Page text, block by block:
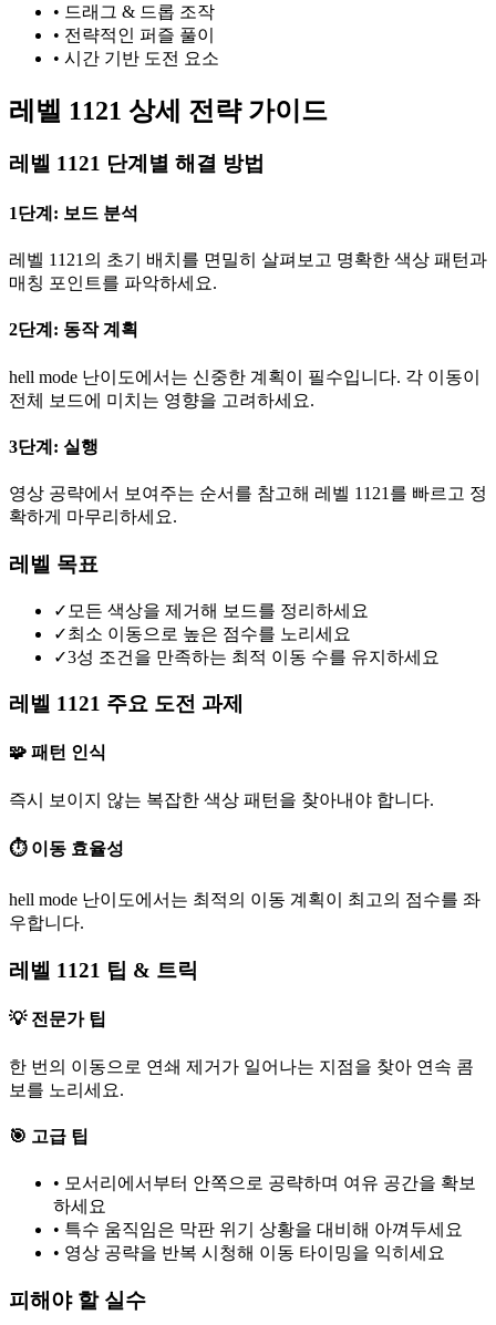
• 드래그 & 드롭 조작
• 전략적인 퍼즐 풀이
• 시간 기반 도전 요소
레벨 1121 상세 전략 가이드
레벨 1121 단계별 해결 방법
1단계: 보드 분석
레벨 1121의 초기 배치를 면밀히 살펴보고 명확한 색상 패턴과
매칭 포인트를 파악하세요.
2단계: 동작 계획
hell mode 난이도에서는 신중한 계획이 필수입니다. 각 이동이
전체 보드에 미치는 영향을 고려하세요.
3단계: 실행
영상 공략에서 보여주는 순서를 참고해 레벨 1121를 빠르고 정
확하게 마무리하세요.
레벨 목표
✓ 모든 색상을 제거해 보드를 정리하세요
✓최소 이동으로 높은 점수를 노리세요
✓3성 조건을 만족하는 최적 이동 수를 유지하세요
레벨 1121 주요 도전 과제
🧩 패턴 인식
즉시 보이지 않는 복잡한 색상 패턴을 찾아내야 합니다.
⏱️ 이동 효율성
hell mode 난이도에서는 최적의 이동 계획이 최고의 점수를 좌
우합니다.
레벨 1121 팁 & 트릭
💡 전문가 팁
한 번의 이동으로 연쇄 제거가 일어나는 지점을 찾아 연속 콤
보를 노리세요.
🎯 고급 팁
• 모서리에서부터 안쪽으로 공략하며 여유 공간을 확보
하세요
• 특수 움직임은 막판 위기 상황을 대비해 아껴두세요
• 영상 공략을 반복 시청해 이동 타이밍을 익히세요
피해야 할 실수